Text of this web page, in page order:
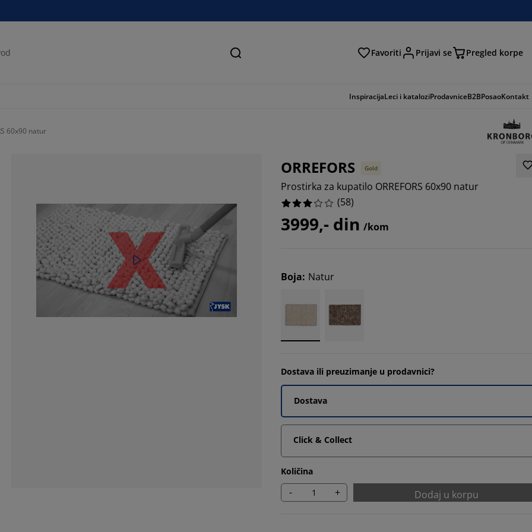
Pretraga Favoriti Prijavi se Pregled korpe
InspiracijaLeci i kataloziProdavniceB2BPosaoKontakt
60x90 natur
ORREFORS Gold
Prostirka za kupatilo ORREFORS 60x90 natur
(58)
3999,- din /kom
Boja: Natur
Dostava ili preuzimanje u prodavnici?
Dostava
Click & Collect
Količina
- + Dodaj u korpu
41.37931034482759%
5.172413793103448%
3.4482758620689653%
12.068965517241379%
37.93103448275862%